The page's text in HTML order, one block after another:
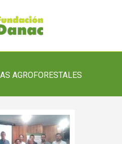
AGROFORESTALES